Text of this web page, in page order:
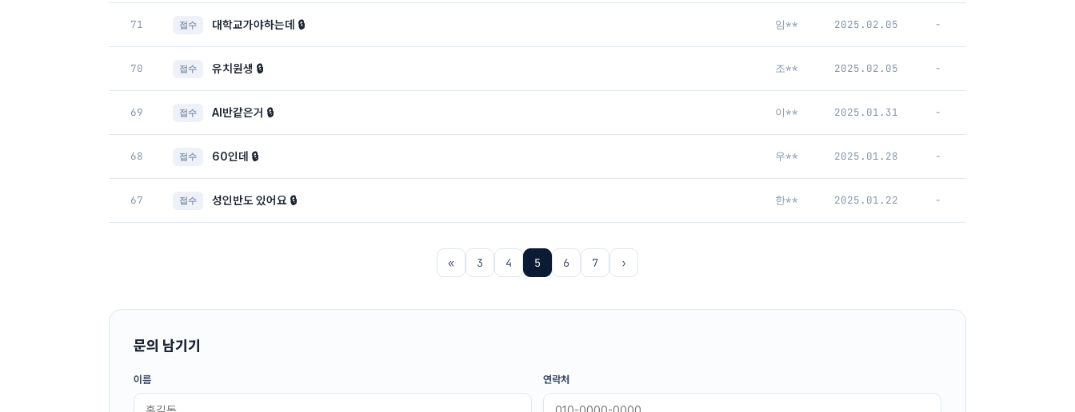
71 접수 대학교가야하는데 🔒 임** 2025.02.05 -
70 접수 유치원생 🔒 조** 2025.02.05 -
69 접수 AI반같은거 🔒 이** 2025.01.31 -
68 접수 60인데 🔒 우** 2025.01.28 -
67 접수 성인반도 있어요 🔒 한** 2025.01.22 -
« 3 4 5 6 7 ›
문의 남기기
이름 연락처